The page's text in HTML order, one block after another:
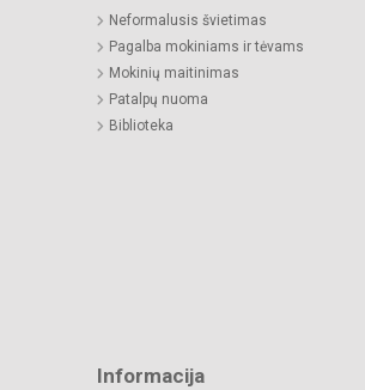
Neformalusis švietimas
Pagalba mokiniams ir tėvams
Mokinių maitinimas
Patalpų nuoma
Biblioteka
Informacija